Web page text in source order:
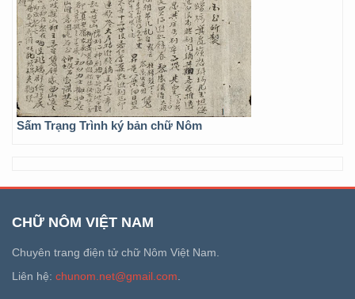
Sấm Trạng Trình ký bản chữ Nôm
CHỮ NÔM VIỆT NAM
Chuyên trang điện tử chữ Nôm Việt Nam.
Liên hệ: chunom.net@gmail.com